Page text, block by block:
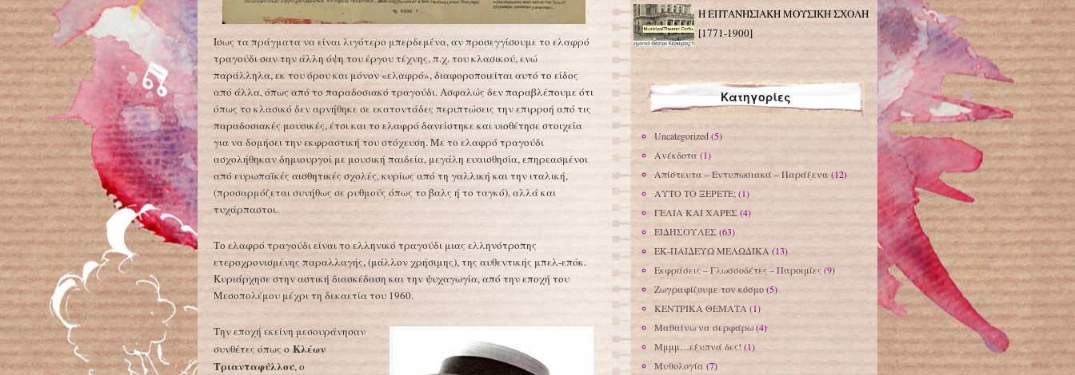
Ίσως τα πράγματα να είναι λιγότερο μπερδεμένα, αν προσεγγίσουμε το ελαφρό
τραγούδι σαν την άλλη όψη του έργου τέχνης, π.χ. του κλασικού, ενώ
παράλληλα, εκ του όρου και μόνον «ελαφρό», διαφοροποιείται αυτό το είδος
από άλλα, όπως από το παραδοσιακό τραγούδι. Ασφαλώς δεν παραβλέπουμε ότι
όπως το κλασικό δεν αρνήθηκε σε εκατοντάδες περιπτώσεις την επιρροή από τις
παραδοσιακές μουσικές, έτσι και το ελαφρό δανείστηκε και υιοθέτησε στοιχεία
για να δομήσει την εκφραστική του στόχευση. Με το ελαφρό τραγούδι
ασχολήθηκαν δημιουργοί με μουσική παιδεία, μεγάλη ευαισθησία, επηρεασμένοι
από ευρωπαϊκές αισθητικές σχολές, κυρίως από τη γαλλική και την ιταλική,
(προσαρμόζεται συνήθως σε ρυθμούς όπως το βαλς ή το ταγκό), αλλά και
τυχάρπαστοι.
Το ελαφρό τραγούδι είναι το ελληνικό τραγούδι μιας ελληνότροπης
ετεροχρονισμένης παραλλαγής, (μάλλον χρήσιμης), της αυθεντικής μπελ-επόκ.
Κυριάρχησε στην αστική διασκέδαση και την ψυχαγωγία, από την εποχή του
Μεσοπολέμου μέχρι τη δεκαετία του 1960.
Την εποχή εκείνη μεσουράνησαν
συνθέτες όπως ο Κλέων
Τριανταφύλλου, ο
Η ΕΠΤΑΝΗΣΙΑΚΗ ΜΟΥΣΙΚΗ ΣΧΟΛΗ
[1771-1900]
Κατηγορίες
Uncategorized(5)
Ανέκδοτα(1)
Απίστευτα – Εντυπωσιακά – Παράξενα (12)
ΑΥΤΟ ΤΟ ΞΕΡΕΤΕ;(1)
ΓΕΛΙΑ ΚΑΙ ΧΑΡΕΣ(4)
ΕΙΔΗΣΟΥΛΕΣ(63)
ΕΚ-ΠΑΙΔΕΥΩ ΜΕΛΩΔΙΚΑ (13)
Εκφράσεις – Γλωσσοδέτες – Παροιμίες(9)
Ζωγραφίζουμε τον κόσμο(5)
ΚΕΝΤΡΙΚΑ ΘΕΜΑΤΑ (1)
Μαθαίνω να σερφάρω(4)
Μμμμ…εξυπνά δες! (1)
Μυθολογία (7)